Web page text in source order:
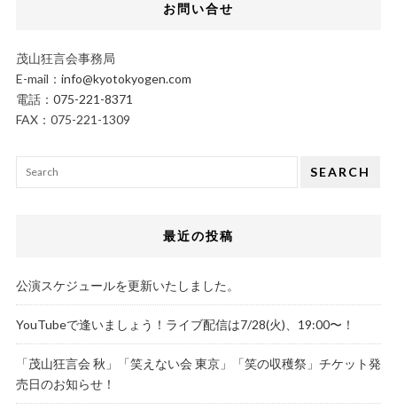
お問い合せ
茂山狂言会事務局
E-mail： info@kyotokyogen.com
電話： 075-221-8371
FAX：075-221-1309
SEARCH
最近の投稿
公演スケジュールを更新いたしました。
YouTubeで逢いましょう！ライブ配信は7/28(火)、19:00〜！
「茂山狂言会 秋」「笑えない会 東京」「笑の収穫祭」チケット発
売日のお知らせ！